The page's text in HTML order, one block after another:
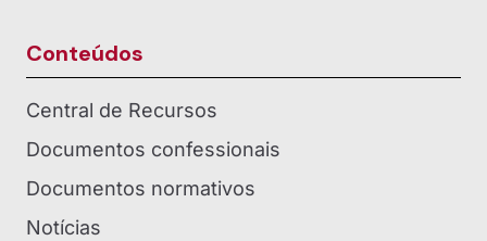
Conteúdos
Central de Recursos
Documentos confessionais
Documentos normativos
Notícias